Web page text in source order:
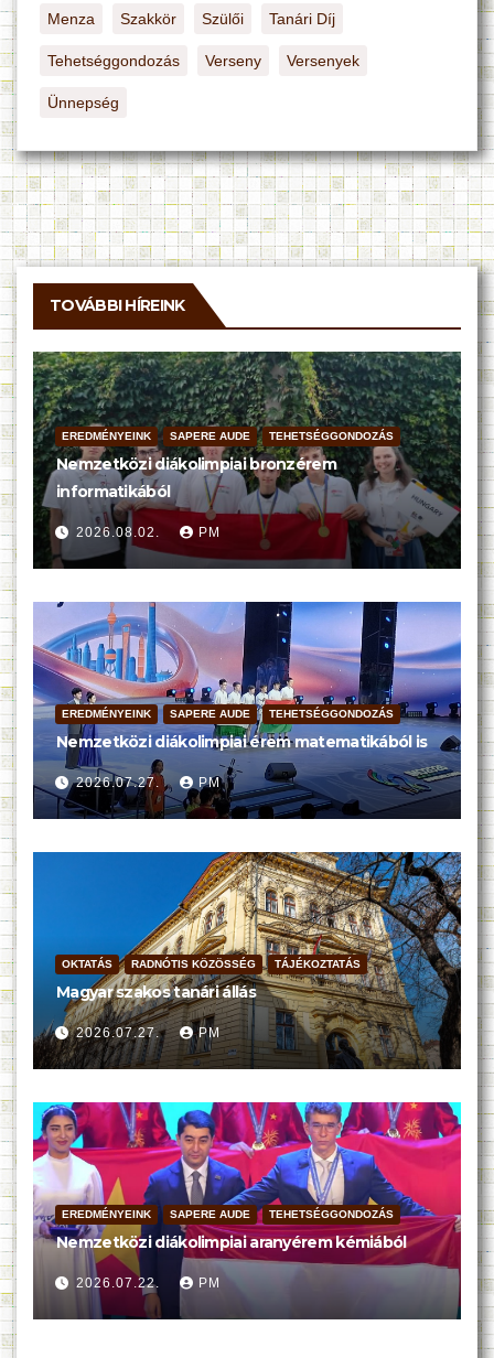
Menza Szakkör Szülői Tanári Díj
Tehetséggondozás Verseny Versenyek
Ünnepség
TOVÁBBI HÍREINK
EREDMÉNYEINK SAPERE AUDE TEHETSÉGGONDOZÁS
Nemzetközi diákolimpiai bronzérem
informatikából
2026.08.02. PM
EREDMÉNYEINK SAPERE AUDE TEHETSÉGGONDOZÁS
Nemzetközi diákolimpiai érem matematikából is
2026.07.27. PM
OKTATÁS RADNÓTIS KÖZÖSSÉG TÁJÉKOZTATÁS
Magyar szakos tanári állás
2026.07.27. PM
EREDMÉNYEINK SAPERE AUDE TEHETSÉGGONDOZÁS
Nemzetközi diákolimpiai aranyérem kémiából
2026.07.22. PM